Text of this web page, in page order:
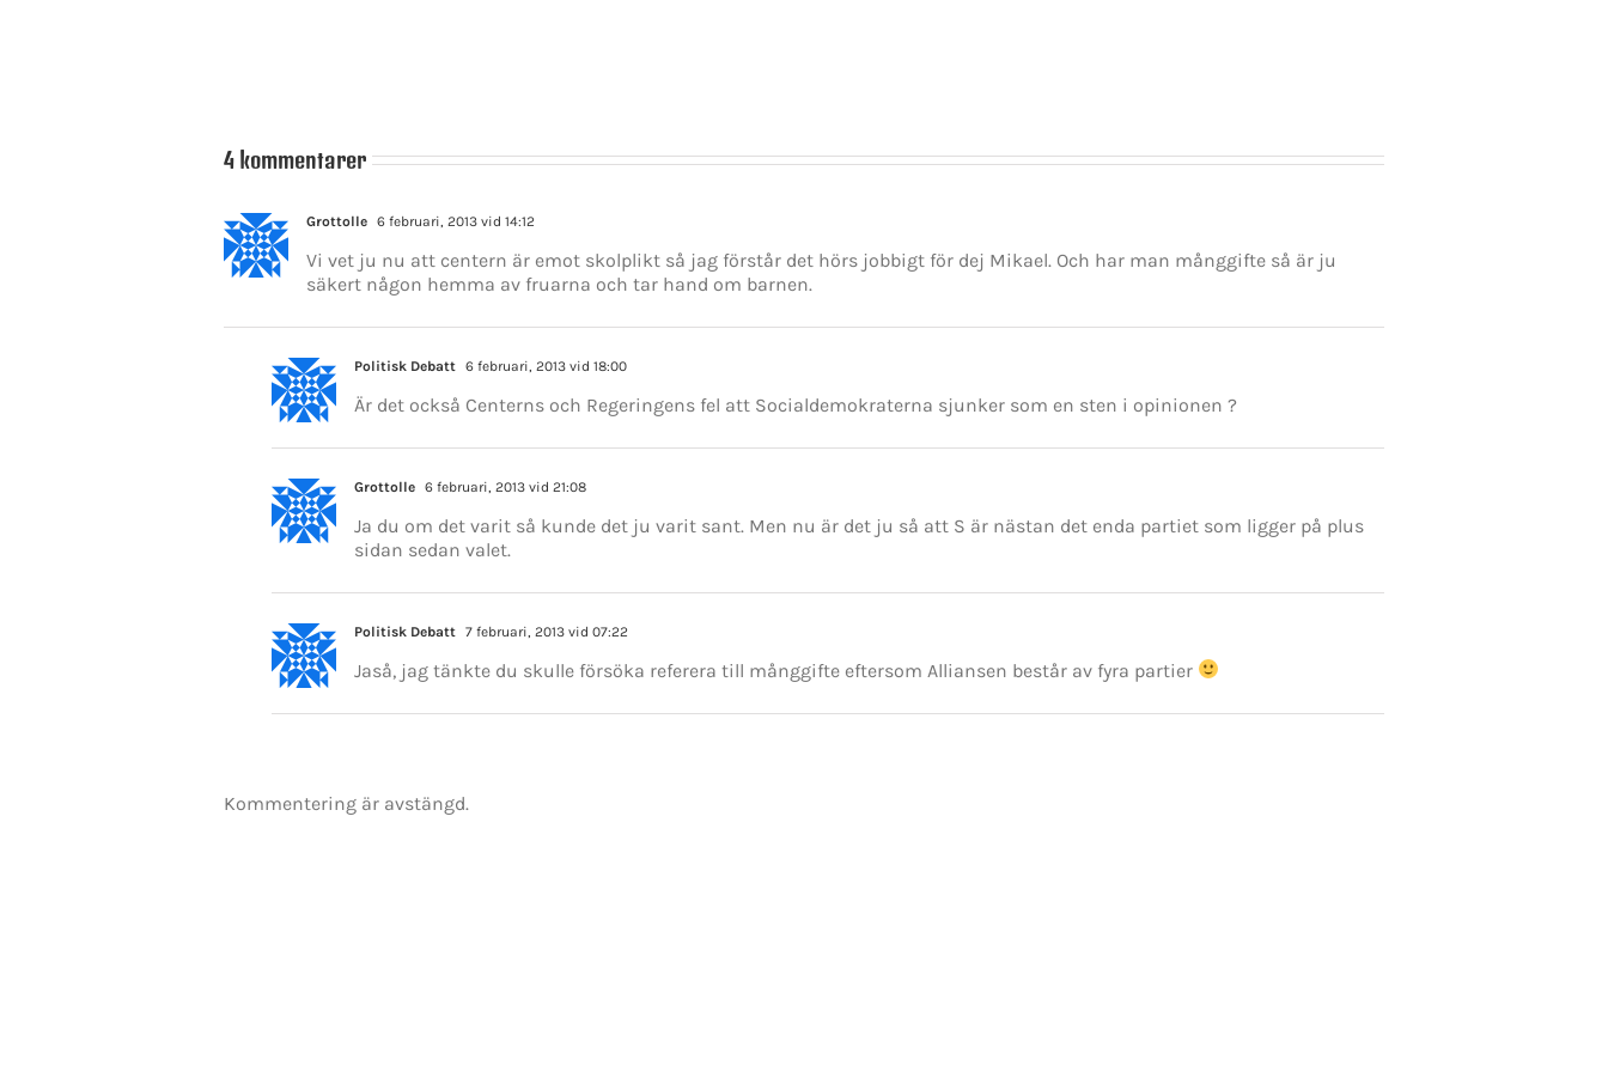
4 kommentarer
Grottolle 6 februari, 2013 vid 14:12
Vi vet ju nu att centern är emot skolplikt så jag förstår det hörs jobbigt för dej Mikael. Och har man månggifte så är ju
säkert någon hemma av fruarna och tar hand om barnen.
Politisk Debatt 6 februari, 2013 vid 18:00
Är det också Centerns och Regeringens fel att Socialdemokraterna sjunker som en sten i opinionen ?
Grottolle 6 februari, 2013 vid 21:08
Ja du om det varit så kunde det ju varit sant. Men nu är det ju så att S är nästan det enda partiet som ligger på plus
sidan sedan valet.
Politisk Debatt 7 februari, 2013 vid 07:22
Jaså, jag tänkte du skulle försöka referera till månggifte eftersom Alliansen består av fyra partier
Kommentering är avstängd.
Mikael Andersson
E-post:mikael.andersson@centerpartiet.se
www.mikandersson.se